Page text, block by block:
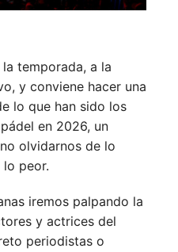
temporada, a la
y conviene hacer una
lo que han sido los
en 2026, un
olvidarnos de lo
peor.
iremos palpando la
y actrices del
periodistas o